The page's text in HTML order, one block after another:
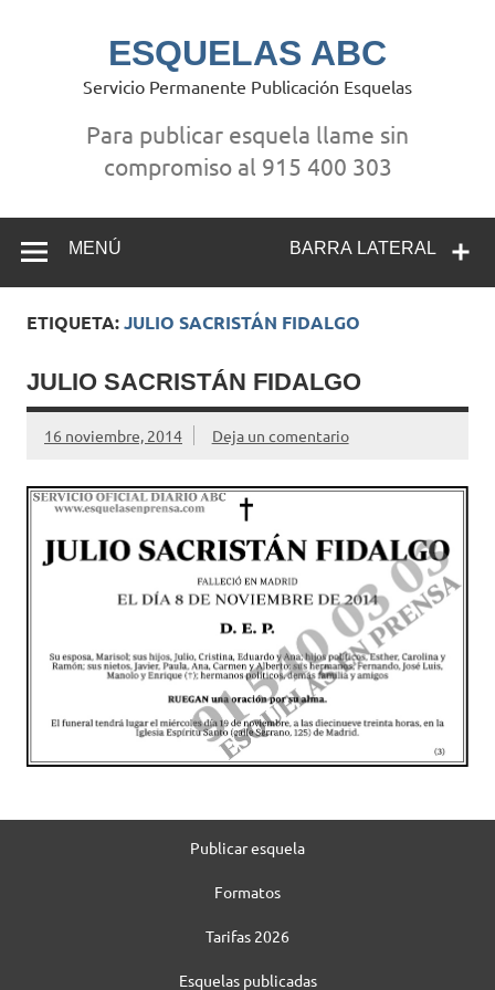
ESQUELAS ABC
Servicio Permanente Publicación Esquelas
Para publicar esquela llame sin
compromiso al 915 400 303
BARRA LATERAL
MENÚ
ETIQUETA:JULIO SACRISTÁN FIDALGO
JULIO SACRISTÁN FIDALGO
16 noviembre, 2014 Deja un comentario
Publicar esquela
Formatos
Tarifas 2026
Esquelas publicadas